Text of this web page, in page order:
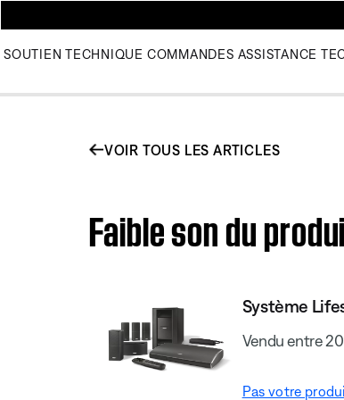
SOUTIEN TECHNIQUE COMMANDES ASSISTANCE
VOIR TOUS LES ARTICLES
Faible son du
Système
Vendu entre
Pas votre